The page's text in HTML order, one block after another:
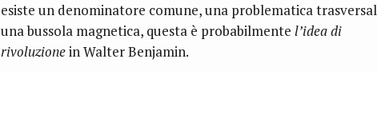
esiste un denominatore comune, una problematica
una bussola magnetica, questa è probabilmente l’idea di
rivoluzionein Walter Benjamin.